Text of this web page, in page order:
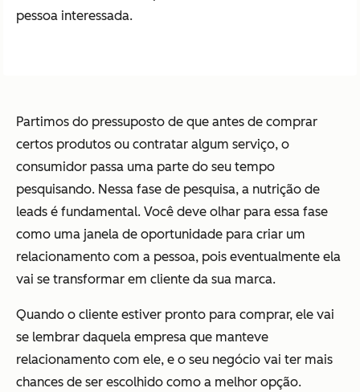
pessoa interessada.
Partimos do pressuposto de que antes de comprar
certos produtos ou contratar algum serviço, o
consumidor passa uma parte do seu tempo
pesquisando. Nessa fase de pesquisa, a nutrição de
leads é fundamental. Você deve olhar para essa fase
como uma janela de oportunidade para criar um
relacionamento com a pessoa, pois eventualmente ela
vai se transformar em cliente da sua marca.
Quando o cliente estiver pronto para comprar, ele vai
se lembrar daquela empresa que manteve
relacionamento com ele, e o seu negócio vai ter mais
chances de ser escolhido como a melhor opção.